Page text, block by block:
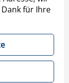
für Ihre